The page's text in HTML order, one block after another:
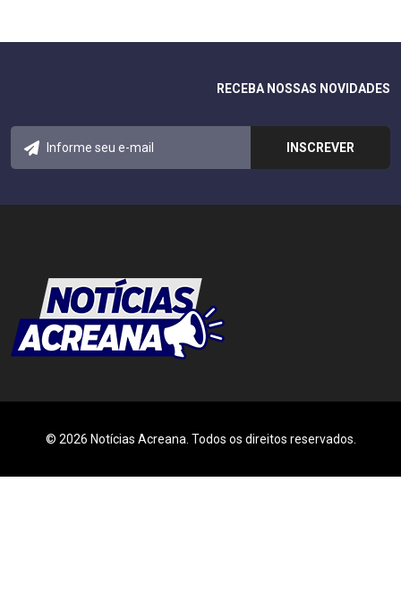
RECEBA NOSSAS NOVIDADES
© 2026 Notícias Acreana. Todos os direitos reservados.